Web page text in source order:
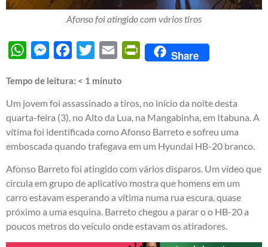
Afonso foi atingido com vários tiros
WhatsAppMessengerFacebook
Twitter Email PrintFriendly
Share
Tempo de leitura: < 1 minuto
Um jovem foi assassinado a tiros, no início da noite desta
quarta-feira (3), no Alto da Lua, na Mangabinha, em Itabuna. A
vítima foi identificada como Afonso Barreto e sofreu uma
emboscada quando trafegava em um Hyundai HB-20 branco.
Afonso Barreto foi atingido com vários disparos. Um vídeo que
circula em grupo de aplicativo mostra que homens em um
carro estavam esperando a vítima numa rua escura, quase
próximo a uma esquina. Barreto chegou a parar o o HB-20 a
poucos metros do veículo onde estavam os atiradores.